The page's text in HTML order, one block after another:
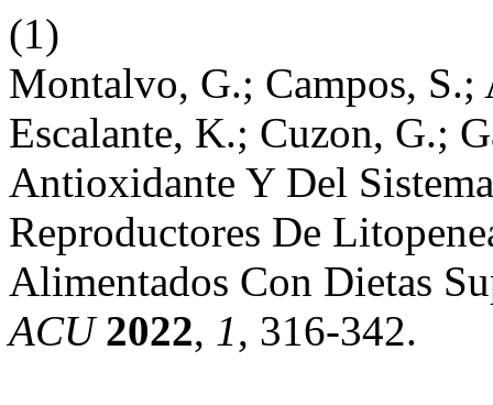
(1)
Montalvo, G.; Campos,
Escalante, K.; Cuzon, G.;
Antioxidante Y Del
Reproductores De
Alimentados Con Dietas
ACU 2022, 1, 316-342.